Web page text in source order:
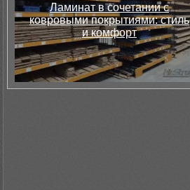
Ламинат в сочетании с
ковровыми покрытиями: стиль
и комфорт